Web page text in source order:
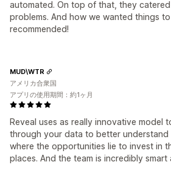
automated. On top of that, they
problems. And how we wanted things
recommended!
Reveal uses as really innovative model
through your data to better understand
where the opportunities lie to invest in
places. And the team is incredibly smart
MUD\WTR
アメリカ合衆国
アプリの使用期間：約1ヶ月